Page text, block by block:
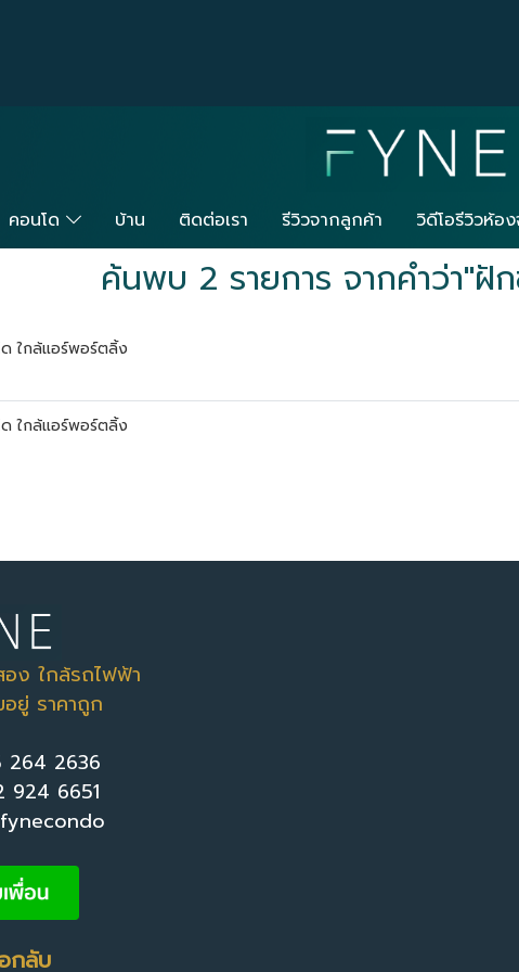
คอนโด บ้าน ติดต่อเรา รีวิวจากลูกค้า วิดีโอรีวิวห้อ
ค้นพบ 2 รายการ จากคำว่า"ฝั
ใกล้แอร์พอร์ตลิ้ง
ใกล้แอร์พอร์ตลิ้ง
ง ใกล้รถไฟฟ้า
ยู่ ราคาถูก
264 2636
6651
กลับ